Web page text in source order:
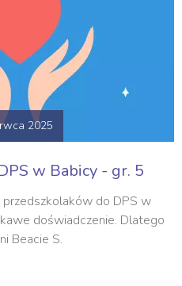
2025
w Babicy - gr. 5
przedszkolaków do DPS w
doświadczenie. Dlatego
Beacie S.